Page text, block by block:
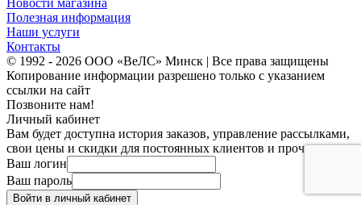
Полезная информация
Наши услуги
Контакты
© 1992 - 2026 ООО «ВеЛС» Минск | Все права защищены
Копирование информации разрешено только с указанием
ссылки на сайт
Позвоните нам!
Личный кабинет
Вам будет доступна история заказов, управление рассылками,
свои цены и скидки для постоянных клиентов и прочее.
Ваш логин
Ваш пароль
Войти в личный кабинет